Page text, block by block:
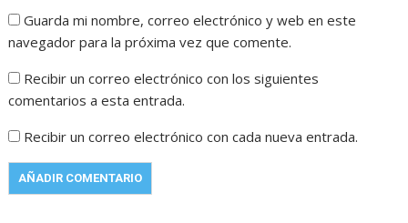
Guarda mi nombre, correo electrónico y web en este
navegador para la próxima vez que comente.
Recibir un correo electrónico con los siguientes
comentarios a esta entrada.
Recibir un correo electrónico con cada nueva entrada.